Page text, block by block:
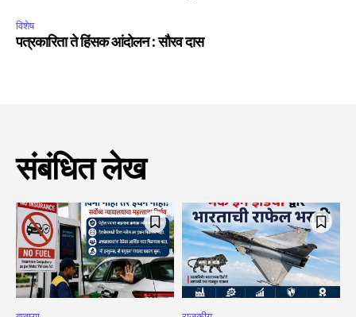
विशेष
पत्रकारिता ते हिंसक आंदोलन : सौरव दास
संबंधित लेख